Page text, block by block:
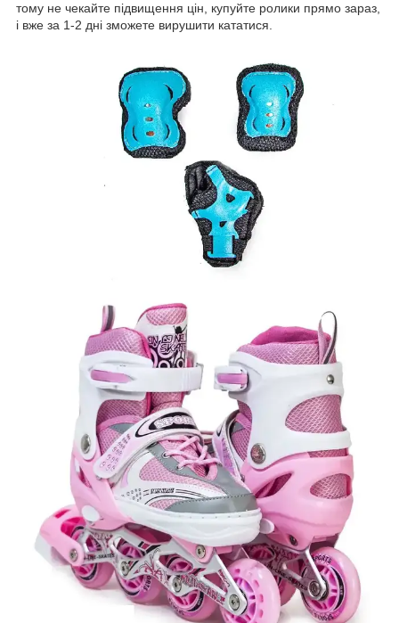
тому не чекайте підвищення цін, купуйте ролики прямо зараз,
і вже за 1-2 дні зможете вирушити кататися.